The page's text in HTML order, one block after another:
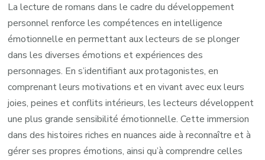
La lecture de romans dans le cadre du développement
personnel renforce les compétences en intelligence
émotionnelle en permettant aux lecteurs de se plonger
dans les diverses émotions et expériences des
personnages. En s’identifiant aux protagonistes, en
comprenant leurs motivations et en vivant avec eux leurs
joies, peines et conflits intérieurs, les lecteurs développent
une plus grande sensibilité émotionnelle. Cette immersion
dans des histoires riches en nuances aide à reconnaître et à
gérer ses propres émotions, ainsi qu’à comprendre celles